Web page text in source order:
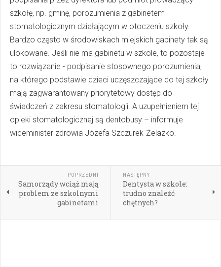
szkołę, np. gminę, porozumienia z gabinetem
stomatologicznym działającym w otoczeniu szkoły.
Bardzo często w środowiskach miejskich gabinety tak są
ulokowane. Jeśli nie ma gabinetu w szkole, to pozostaje
to rozwiązanie - podpisanie stosownego porozumienia,
na którego podstawie dzieci uczęszczające do tej szkoły
mają zagwarantowany priorytetowy dostęp do
świadczeń z zakresu stomatologii. A uzupełnieniem tej
opieki stomatologicznej są dentobusy – informuje
wiceminister zdrowia Józefa Szczurek-Żelazko.
POPRZEDNI
Samorządy wciąż mają
problem ze szkolnymi
gabinetami
NASTĘPNY
Dentysta w szkole:
trudno znaleźć
chętnych?